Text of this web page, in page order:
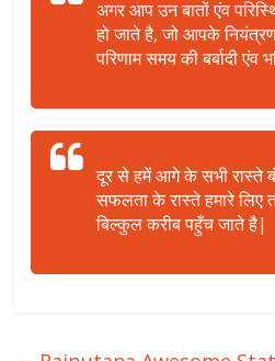
अगर आप उन बातों एंव
हो जाते है, जो आपके
परिणाम समय की बर्बादी एंव
दूर से हमें आगे के सभी रास्ते
सफलता के रास्ते हमारे
बिल्कुल करीब पहुँच जाते है|